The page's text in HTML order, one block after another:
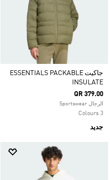
جاكيت ESSENTIALS PACKABLE
INSULATE
QR 379.00
الرجال Sportswear
3 Colours
جديد